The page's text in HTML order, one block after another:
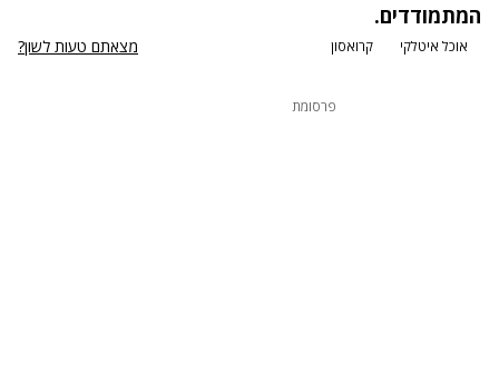
המתמודדים.
אוכל איטלקי קרואסון מצאתם טעות לשון?
פרסומת